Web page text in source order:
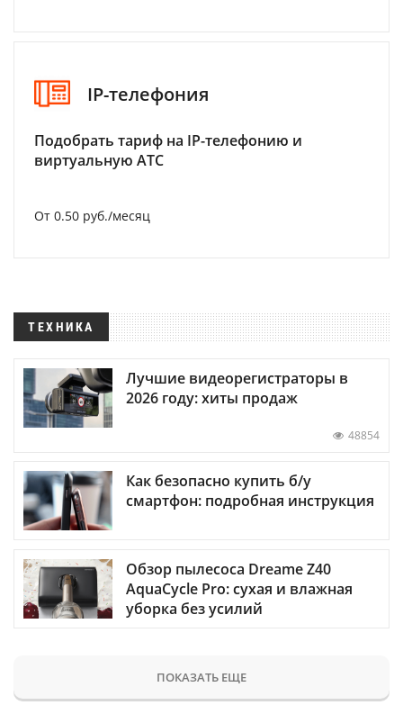
IP-телефония
Подобрать тариф на IP-телефонию и
виртуальную АТС
От 0.50 руб./месяц
ТЕХНИКА
Лучшие видеорегистраторы в
2026 году: хиты продаж
48854
Как безопасно купить б/у
смартфон: подробная инструкция
Обзор пылесоса Dreame Z40
AquaCycle Pro: сухая и влажная
уборка без усилий
ПОКАЗАТЬ ЕЩЕ